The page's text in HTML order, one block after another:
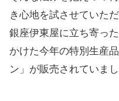
き心地を試させていた
銀座伊東屋に立ち寄っ
かけた今年の特別生産
ン」が販売されていまし